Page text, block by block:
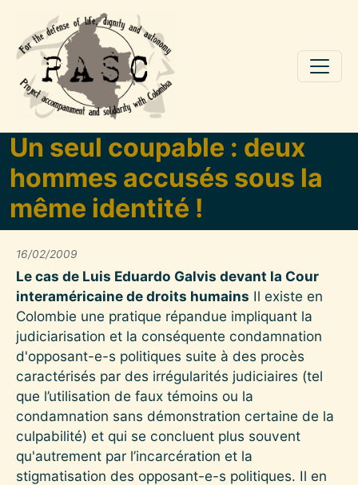
Skip to main content
Un seul coupable : deux
hommes accusés sous la
même identité !
16/02/2009
Le cas de Luis Eduardo Galvis devant la Cour
interaméricaine de droits humains Il existe en
Colombie une pratique répandue impliquant la
judiciarisation et la conséquente condamnation
d'opposant-e-s politiques suite à des procès
caractérisés par des irrégularités judiciaires (tel
que l’utilisation de faux témoins ou la
condamnation sans démonstration certaine de la
culpabilité) et qui se concluent plus souvent
qu'autrement par l’incarcération et la
stigmatisation des opposant-e-s politiques. Il en